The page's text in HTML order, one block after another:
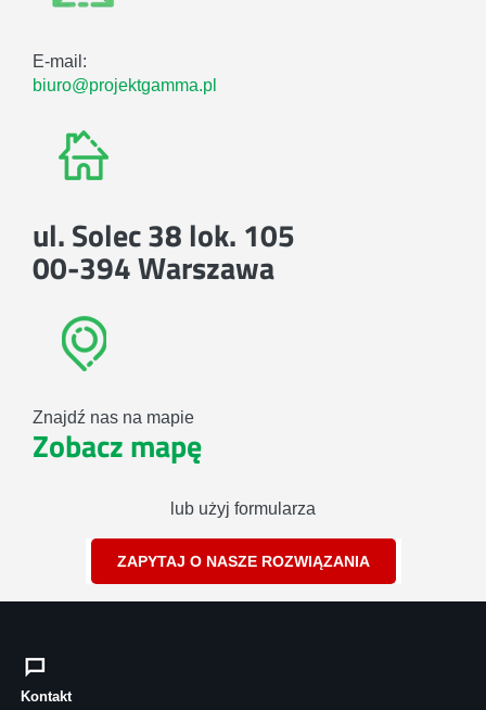
E-mail:
biuro@projektgamma.pl
ul. Solec 38 lok. 105
00-394 Warszawa
Znajdź nas na mapie
Zobacz mapę
lub użyj formularza
ZAPYTAJ O NASZE ROZWIĄZANIA
Kontakt